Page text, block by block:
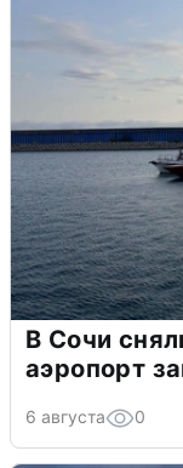
В Сочи
аэропорт
6 августа 0